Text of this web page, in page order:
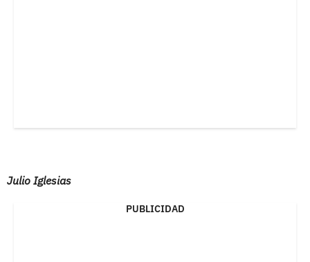
Julio Iglesias
PUBLICIDAD